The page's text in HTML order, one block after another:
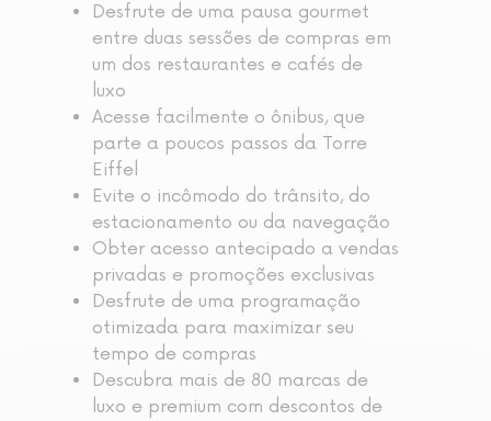
Desfrute de uma pausa gourmet
entre duas sessões de compras em
um dos restaurantes e cafés de
luxo
Acesse facilmente o ônibus, que
parte a poucos passos da Torre
Eiffel
Evite o incômodo do trânsito, do
estacionamento ou da navegação
Obter acesso antecipado a vendas
privadas e promoções exclusivas
Desfrute de uma programação
otimizada para maximizar seu
tempo de compras
Descubra mais de 80 marcas de
luxo e premium com descontos de